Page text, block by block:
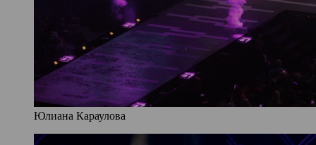
Юлиана Караулова